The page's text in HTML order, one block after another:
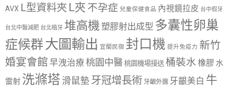
AVX L型資料夾 L夾 不孕症 兒童保健食品 內視鏡拉皮 台中假牙
台北中醫減肥 台北植牙 堆高機塑膠射出成型 多囊性卵巢
症候群大圖輸出 宜蘭民宿 封口機 提升免疫力 新竹
婚宴會館 早洩治療 桃園中醫 桃園機場接送 桶裝水 橡膠 水
雷射 洗滌塔 滑鼠墊 牙冠增長術 牙齦外露 牙齦美白 牛